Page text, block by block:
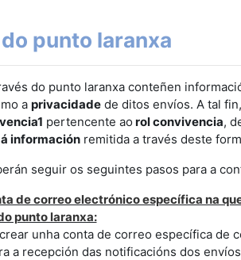
punto laranxa
do punto laranxa conteñen
a privacidadede ditos envíos. A tal
pertencente ao rol convivencia,
informaciónremitida a través deste
seguir os seguintes pasos para a
de correo electrónico específica na
punto laranxa:
unha conta de correo específica de
a recepción das notificacións dos